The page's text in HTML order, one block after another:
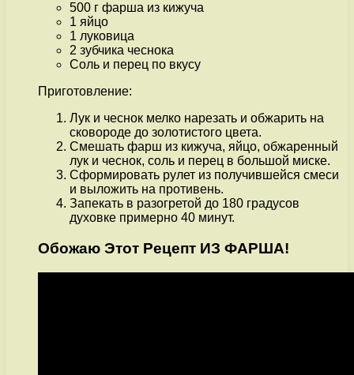
500 г фарша из кижуча
1 яйцо
1 луковица
2 зубчика чеснока
Соль и перец по вкусу
Приготовление:
Лук и чеснок мелко нарезать и обжарить на
сковороде до золотистого цвета.
Смешать фарш из кижуча, яйцо, обжаренный
лук и чеснок, соль и перец в большой миске.
Сформировать рулет из получившейся смеси
и выложить на противень.
Запекать в разогретой до 180 градусов
духовке примерно 40 минут.
Обожаю Этот Рецепт ИЗ ФАРША!